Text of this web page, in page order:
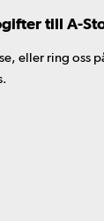
till A-
eller ring oss